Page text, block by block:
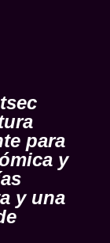
para
y
y una